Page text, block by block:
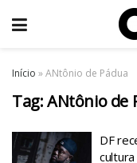
Início »ANtônio de Pádua
Tag:ANtônio de
DF